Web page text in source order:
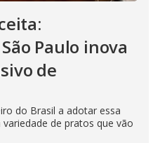
Paulo inova
de
do Brasil a adotar essa
de pratos que vão